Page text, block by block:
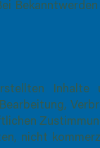
Inhalte
nicht